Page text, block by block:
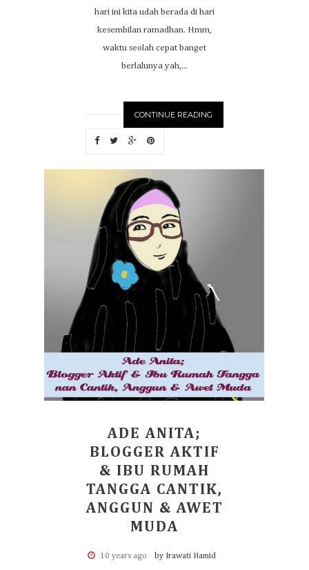
hari ini kita udah berada di hari
kesembilan ramadhan. Hmm,
waktu seolah cepat banget
berlalunya yah,...
CONTINUE READING
ADE ANITA;
BLOGGER AKTIF
& IBU RUMAH
TANGGA CANTIK,
ANGGUN & AWET
MUDA
10 years ago by Irawati Hamid